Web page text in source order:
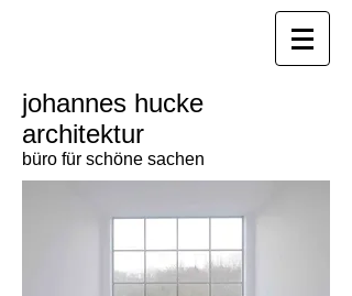
johannes hucke
architektur
büro für schöne sachen